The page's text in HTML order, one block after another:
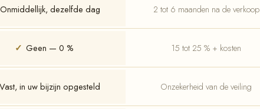
Onmiddellijk, dezelfde dag 2 tot 6 maanden na de verkoop
✓ Geen — 0 % 15 tot 25 % + kosten
Vast, in uw bijzijn opgesteld Onzekerheid van de veiling